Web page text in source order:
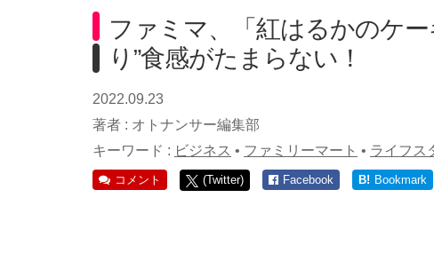
ファミマ、「紅はるかのケ
り”食感がたまらない！
2022.09.23
著者 : オトナンサー編集部
キーワード : ビジネス • ファミリーマート • ライフス
コメント (Twitter) Facebook B! Bookmark